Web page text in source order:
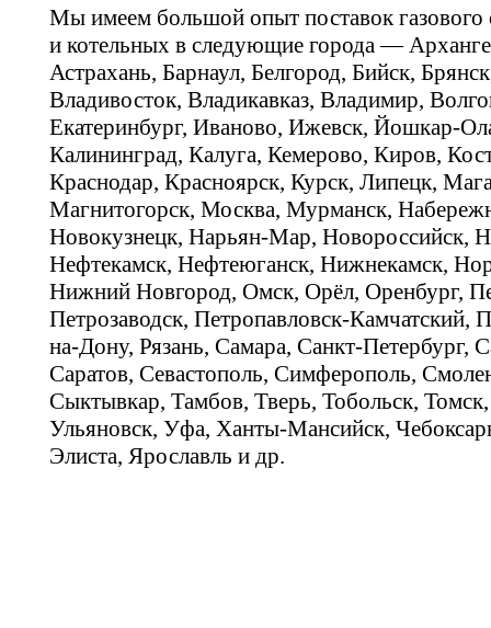
Мы имеем большой опыт поставок газового
и котельных в следующие города —
Астрахань, Барнаул, Белгород, Бийск,
Владивосток, Владикавказ, Владимир,
Екатеринбург, Иваново, Ижевск, Йошкар-
Калининград, Калуга, Кемерово, Киров,
Краснодар, Красноярск, Курск, Липецк,
Магнитогорск, Москва, Мурманск,
Новокузнецк, Нарьян-Мар, Новороссийск,
Нефтекамск, Нефтеюганск, Нижнекамск,
Нижний Новгород, Омск, Орёл, Оренбург,
Петрозаводск, Петропавловск-Камчатский,
на-Дону, Рязань, Самара, Санкт-Петербург,
Саратов, Севастополь, Симферополь,
Сыктывкар, Тамбов, Тверь, Тобольск,
Ульяновск, Уфа, Ханты-Мансийск,
Элиста, Ярославль и др.